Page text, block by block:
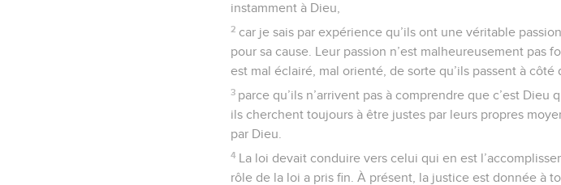
instamment à Dieu,
2 car je sais par expérience qu’ils ont une véritable
pour sa cause. Leur passion n’est malheureusement pas
est mal éclairé, mal orienté, de sorte qu’ils passent à côté
3 parce qu’ils n’arrivent pas à comprendre que c’est
ils cherchent toujours à être justes par leurs propres
par Dieu.
4 La loi devait conduire vers celui qui en est
rôle de la loi a pris fin. À présent, la justice est donnée à